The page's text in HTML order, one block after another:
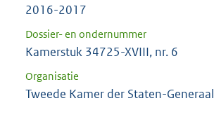
2016-2017
Dossier- en ondernummer
Kamerstuk 34725-XVIII, nr. 6
Organisatie
Tweede Kamer der Staten-Generaal